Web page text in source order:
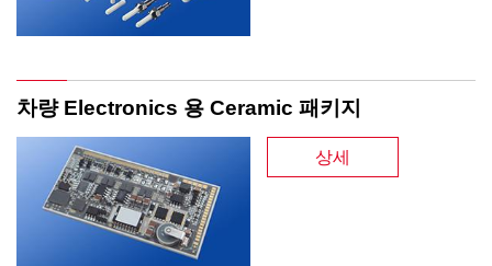
차량 Electronics 용 Ceramic 패키지
상세